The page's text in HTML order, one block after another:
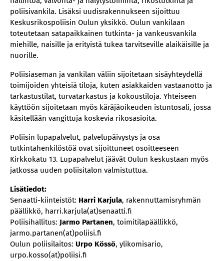
poliisivankila. Lisäksi uudisrakennukseen sijoittuu
Keskusrikospoliisin Oulun yksikkö. Oulun vankilaan
toteutetaan satapaikkainen tutkinta- ja vankeusvankila
miehille, naisille ja erityistä tukea tarvitseville alaikäisille ja
nuorille.
Poliisiaseman ja vankilan väliin sijoitetaan sisäyhteydellä
toimijoiden yhteisiä tiloja, kuten asiakkaiden vastaanotto ja
tarkastustilat, turvatarkastus ja kokoustiloja. Yhteiseen
käyttöön sijoitetaan myös käräjäoikeuden istuntosali, jossa
käsitellään vangittuja koskevia rikosasioita.
Poliisin lupapalvelut, palvelupäivystys ja osa
tutkintahenkilöstöä ovat sijoittuneet osoitteeseen
Kirkkokatu 13. Lupapalvelut jäävät Oulun keskustaan myös
jatkossa uuden poliisitalon valmistuttua.
Lisätiedot:
Senaatti-kiinteistöt: Harri Karjula, rakennuttamisryhmän
päällikkö, harri.karjula(at)senaatti.fi
Poliisihallitus: Jarmo Partanen, toimitilapäällikkö,
jarmo.partanen(at)poliisi.fi
Oulun poliisilaitos: Urpo Kössö, ylikomisario,
urpo.kosso(at)poliisi.fi